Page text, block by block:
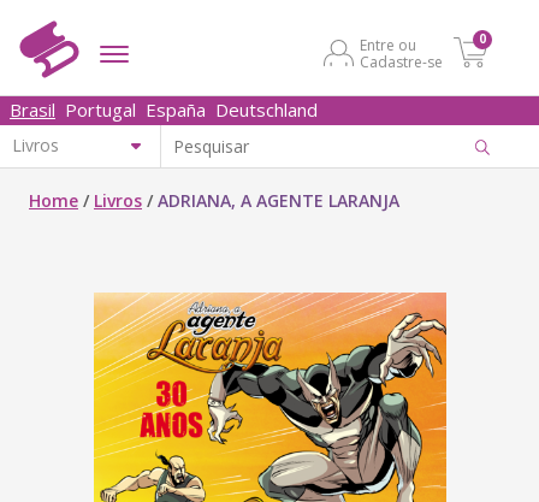
Entre ou
Cadastre-se
0
Brasil Portugal España Deutschland
Home / Livros /ADRIANA, A AGENTE LARANJA